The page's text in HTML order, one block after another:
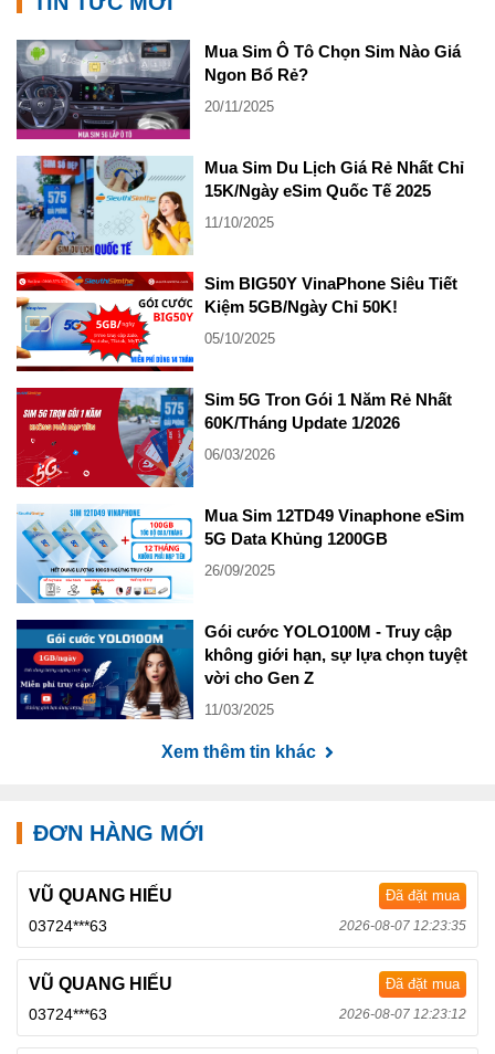
Mua Sim Ô Tô Chọn Sim Nào Giá
Ngon Bổ Rẻ?
20/11/2025
Mua Sim Du Lịch Giá Rẻ Nhất Chỉ
15K/Ngày eSim Quốc Tế 2025
11/10/2025
Sim BIG50Y VinaPhone Siêu Tiết
Kiệm 5GB/Ngày Chỉ 50K!
05/10/2025
Sim 5G Tron Gói 1 Năm Rẻ Nhất
60K/Tháng Update 1/2026
06/03/2026
Mua Sim 12TD49 Vinaphone eSim
5G Data Khủng 1200GB
26/09/2025
Gói cước YOLO100M - Truy cập
không giới hạn, sự lựa chọn tuyệt
vời cho Gen Z
11/03/2025
Xem thêm tin khác
ĐƠN HÀNG MỚI
VŨ QUANG HIẾU Đã đặt mua
03724***63 2026-08-07 12:23:35
VŨ QUANG HIẾU Đã đặt mua
03724***63 2026-08-07 12:23:12